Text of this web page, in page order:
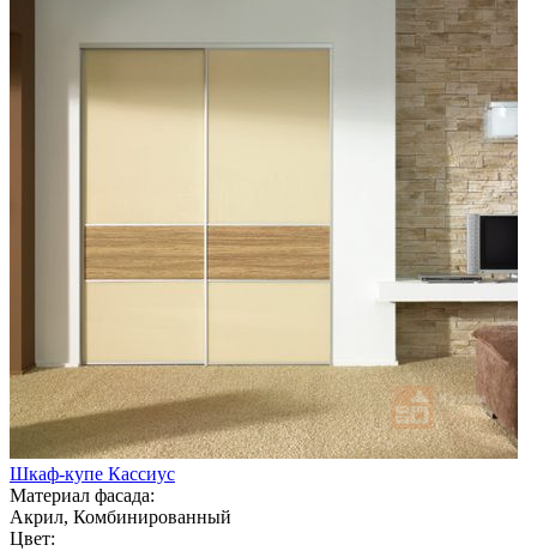
Шкаф-купе Кассиус
Материал фасада:
Акрил, Комбинированный
Цвет: